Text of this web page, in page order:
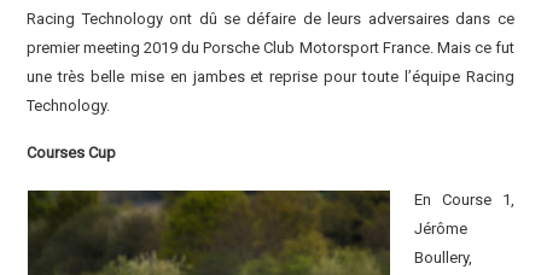
Racing Technology ont dû se défaire de leurs adversaires dans ce
premier meeting 2019 du Porsche Club Motorsport France. Mais ce fut
une très belle mise en jambes et reprise pour toute l’équipe Racing
Technology.
Courses Cup
En Course 1,
Jérôme
Boullery,